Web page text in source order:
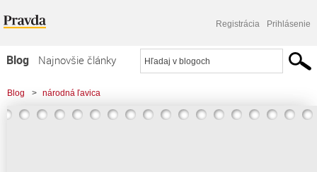
Registrácia Prihlásenie
Blog
Najnovšie články
Najčítanejšie články
Najkomentovanejšie články
Blog > národná ľavica